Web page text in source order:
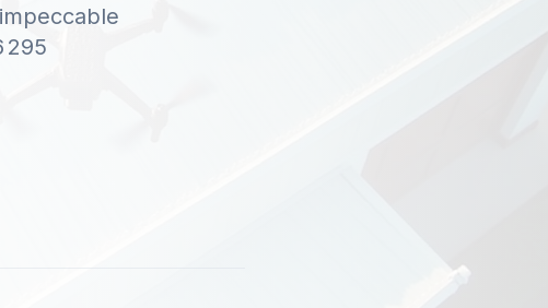
295